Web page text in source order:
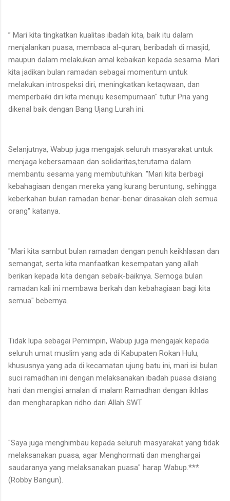
” Mari kita tingkatkan kualitas ibadah kita, baik itu dalam
menjalankan puasa, membaca al-quran, beribadah di masjid,
maupun dalam melakukan amal kebaikan kepada sesama. Mari
kita jadikan bulan ramadan sebagai momentum untuk
melakukan introspeksi diri, meningkatkan ketaqwaan, dan
memperbaiki diri kita menuju kesempurnaan" tutur Pria yang
dikenal baik dengan Bang Ujang Lurah ini.
Selanjutnya, Wabup juga mengajak seluruh masyarakat untuk
menjaga kebersamaan dan solidaritas,terutama dalam
membantu sesama yang membutuhkan. "Mari kita berbagi
kebahagiaan dengan mereka yang kurang beruntung, sehingga
keberkahan bulan ramadan benar-benar dirasakan oleh semua
orang" katanya.
"Mari kita sambut bulan ramadan dengan penuh keikhlasan dan
semangat, serta kita manfaatkan kesempatan yang allah
berikan kepada kita dengan sebaik-baiknya. Semoga bulan
ramadan kali ini membawa berkah dan kebahagiaan bagi kita
semua" bebernya.
Tidak lupa sebagai Pemimpin, Wabup juga mengajak kepada
seluruh umat muslim yang ada di Kabupaten Rokan Hulu,
khususnya yang ada di kecamatan ujung batu ini, mari isi bulan
suci ramadhan ini dengan melaksanakan ibadah puasa disiang
hari dan mengisi amalan di malam Ramadhan dengan ikhlas
dan mengharapkan ridho dari Allah SWT.
"Saya juga menghimbau kepada seluruh masyarakat yang tidak
melaksanakan puasa, agar Menghormati dan menghargai
saudaranya yang melaksanakan puasa" harap Wabup.***
(Robby Bangun).